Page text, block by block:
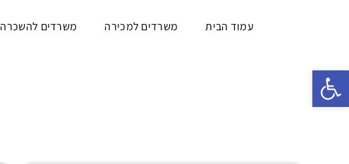
פתח סרגל נגישות
עמוד הבית משרדים למכירה משרדים להשכרה